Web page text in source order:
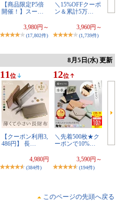
【商品限定P5倍
開催！】スー…
3,980円～
(17,802件)
＼15%OFFクーポ
ン＆累計5万…
3,960円～
(1,739件)
8月5日(水) 更新
11 位
【クーポン利用3,
486円】 長…
4,980円
(384件)
12位
＼先着500枚★ク
ーポンで10%…
3,590円～
(194件)
このページの先頭へ戻る